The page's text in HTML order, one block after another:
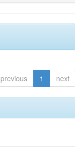
previous 1 next